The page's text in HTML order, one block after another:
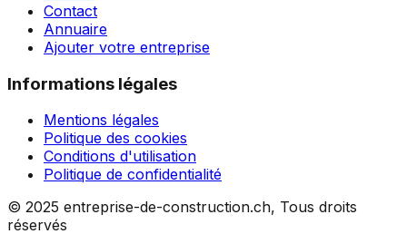
Contact
Annuaire
Ajouter votre entreprise
Informations légales
Mentions légales
Politique des cookies
Conditions d'utilisation
Politique de confidentialité
© 2025 entreprise-de-construction.ch, Tous droits
réservés